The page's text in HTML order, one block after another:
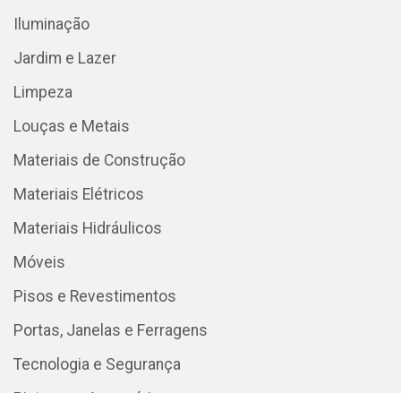
Iluminação
Jardim e Lazer
Limpeza
Louças e Metais
Materiais de Construção
Materiais Elétricos
Materiais Hidráulicos
Móveis
Pisos e Revestimentos
Portas, Janelas e Ferragens
Tecnologia e Segurança